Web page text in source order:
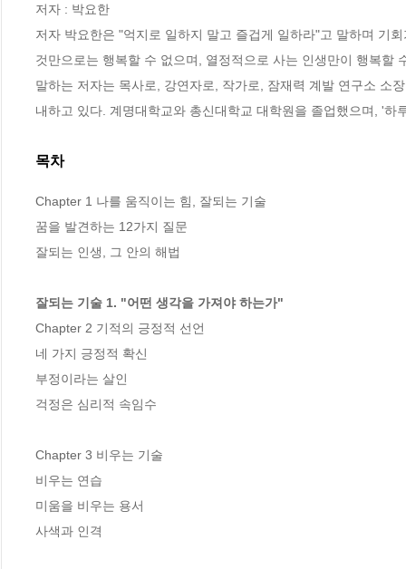
저자 : 박요한
저자 박요한은 "억지로 일하지 말고 즐겁게 일하라"고 말하며 기
것만으로는 행복할 수 없으며, 열정적으로 사는 인생만이 행복할
말하는 저자는 목사로, 강연자로, 작가로, 잠재력 계발 연구소 소
내하고 있다. 계명대학교와 총신대학교 대학원을 졸업했으며, '하
목차
Chapter 1 나를 움직이는 힘, 잘되는 기술
꿈을 발견하는 12가지 질문
잘되는 인생, 그 안의 해법
잘되는 기술 1. "어떤 생각을 가져야 하는가"
Chapter 2 기적의 긍정적 선언
네 가지 긍정적 확신
부정이라는 살인
걱정은 심리적 속임수
Chapter 3 비우는 기술
비우는 연습
미움을 비우는 용서
사색과 인격